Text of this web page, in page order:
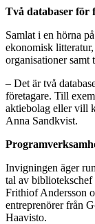
Två databaser för
Samlat i en hörna
ekonomisk
organisationer samt
– Det är två
företagare. Till
aktiebolag eller vill
Anna Sandkvist.
Invigningen äger
tal av bibliotekschef
Frithiof Andersson
entreprenörer från
Haavisto.